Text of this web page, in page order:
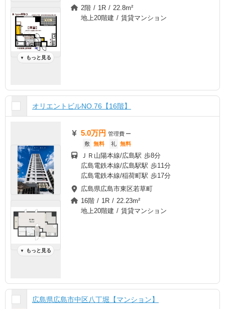
▼ もっと見る
2階 / 1R / 22.8m²
地上20階建 / 賃貸マンション
オリエントビルNO.76【16階】
▼ もっと見る
5.0万円 管理費 ー
敷 無料 礼 無料
ＪＲ山陽本線/広島駅 歩8分
広島電鉄本線/広島駅駅 歩11分
広島電鉄本線/稲荷町駅 歩17分
広島県広島市東区若草町
16階 / 1R / 22.23m²
地上20階建 / 賃貸マンション
広島県広島市中区八丁堀【マンション】